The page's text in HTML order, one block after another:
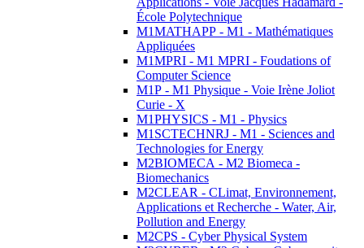
École Polytechnique
M1MATHAPP - M1 - Mathématiques
Appliquées
M1MPRI - M1 MPRI - Foudations of
Computer Science
M1P - M1 Physique - Voie Irène Joliot
Curie - X
M1PHYSICS - M1 - Physics
M1SCTECHNRJ - M1 - Sciences and
Technologies for Energy
M2BIOMECA - M2 Biomeca -
Biomechanics
M2CLEAR - CLimat, Environnement,
Applications et Recherche - Water, Air,
Pollution and Energy
M2CPS - Cyber Physical System